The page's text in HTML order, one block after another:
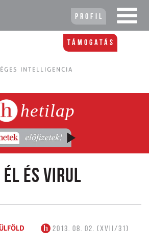
Profil
Támogatás
INTELLIGENCIA
hetilap
él és virul
2013. 08. 02. (XVII/31)